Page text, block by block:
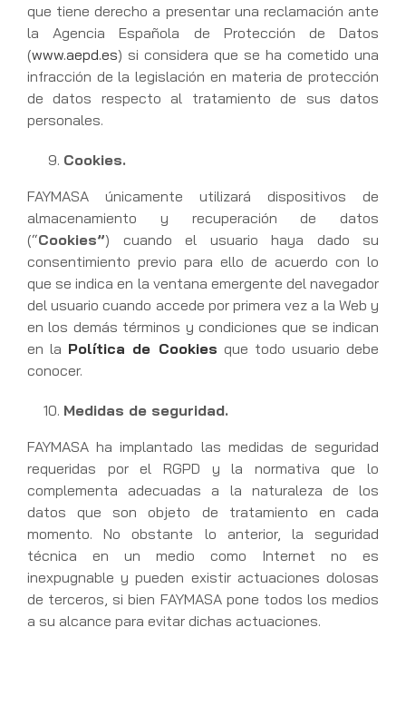
que tiene derecho a presentar una reclamación ante
la Agencia Española de Protección de Datos
(www.aepd.es) si considera que se ha cometido una
infracción de la legislación en materia de protección
de datos respecto al tratamiento de sus datos
personales.
Cookies.
FAYMASA únicamente utilizará dispositivos de
almacenamiento y recuperación de datos
(“Cookies”) cuando el usuario haya dado su
consentimiento previo para ello de acuerdo con lo
que se indica en la ventana emergente del navegador
del usuario cuando accede por primera vez a la Web y
en los demás términos y condiciones que se indican
en la Política de Cookies que todo usuario debe
conocer.
Medidas de seguridad.
FAYMASA ha implantado las medidas de seguridad
requeridas por el RGPD y la normativa que lo
complementa adecuadas a la naturaleza de los
datos que son objeto de tratamiento en cada
momento. No obstante lo anterior, la seguridad
técnica en un medio como Internet no es
inexpugnable y pueden existir actuaciones dolosas
de terceros, si bien FAYMASA pone todos los medios
a su alcance para evitar dichas actuaciones.